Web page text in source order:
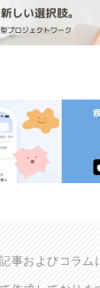
事およびコラム